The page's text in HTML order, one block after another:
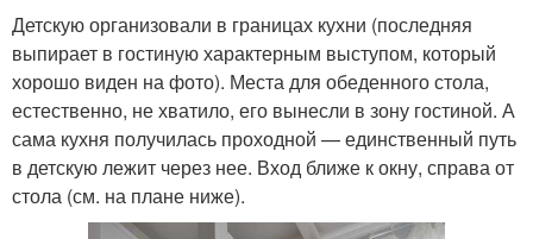
Детскую организовали в границах кухни (последняя
выпирает в гостиную характерным выступом, который
хорошо виден на фото). Места для обеденного стола,
естественно, не хватило, его вынесли в зону гостиной. А
сама кухня получилась проходной — единственный путь
в детскую лежит через нее. Вход ближе к окну, справа от
стола (см. на плане ниже).